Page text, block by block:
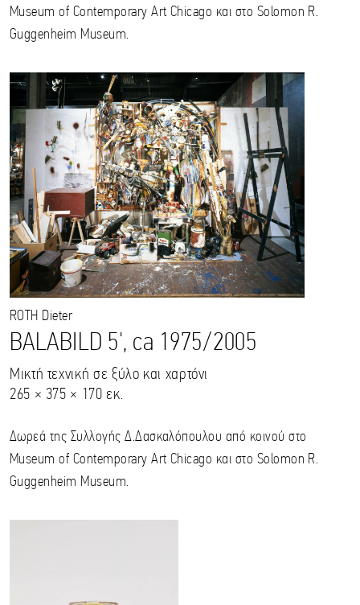
Museum of Contemporary Art Chicago και στο Solomon R.
Guggenheim Museum.
ROTH Dieter
BALABILD 5', ca 1975/2005
Μικτή τεχνική σε ξύλο και χαρτόνι
265 × 375 × 170 εκ.
Δωρεά της Συλλογής Δ.Δασκαλόπουλου από κοινού στο
Museum of Contemporary Art Chicago και στο Solomon R.
Guggenheim Museum.